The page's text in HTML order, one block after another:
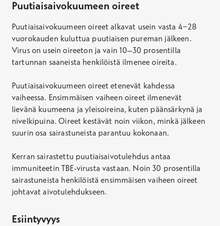
Puutiaisaivokuumeen oireet
Puutiaisaivokuumeen oireet alkavat usein vasta 4−28
vuorokauden kuluttua puutiaisen pureman jälkeen.
Virus on usein oireeton ja vain 10–30 prosentilla
tartunnan saaneista henkilöistä ilmenee oireita.
Puutiaisaivokuumeen oireet etenevät kahdessa
vaiheessa. Ensimmäisen vaiheen oireet ilmenevät
lievänä kuumeena ja yleisoireina, kuten päänsärkynä ja
nivelkipuina. Oireet kestävät noin viikon, minkä jälkeen
suurin osa sairastuneista parantuu kokonaan.
Kerran sairastettu puutiaisaivotulehdus antaa
immuniteetin TBE-virusta vastaan. Noin 30 prosentilla
sairastuneista henkilöistä ensimmäisen vaiheen oireet
johtavat aivotulehdukseen.
Esiintyvyys